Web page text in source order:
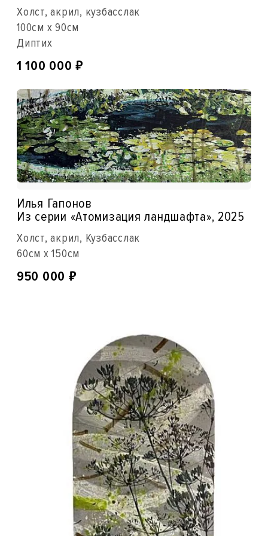
Холст, акрил, кузбасслак
100см x 90см
Диптих
1 100 000₽
Илья Гапонов
Из серии «Атомизация ландшафта», 2025
Холст, акрил, Кузбасслак
60см x 150см
950 000 ₽